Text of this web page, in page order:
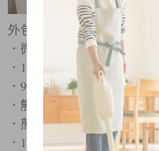
外包裝就有很明確地將他
．微晶面板，簡約高雅易於
． 1200W
高功率，加熱速度
． 9 段火力輕鬆切換，料理
．觸控式
旋鈕式操作面板
．煎炒蒸煮炸，多種功能
． 1
分鐘定時設定